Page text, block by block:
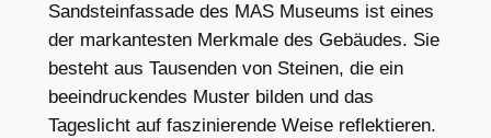
Sandsteinfassade des MAS Museums ist eines
der markantesten Merkmale des Gebäudes. Sie
besteht aus Tausenden von Steinen, die ein
beeindruckendes Muster bilden und das
Tageslicht auf faszinierende Weise reflektieren.